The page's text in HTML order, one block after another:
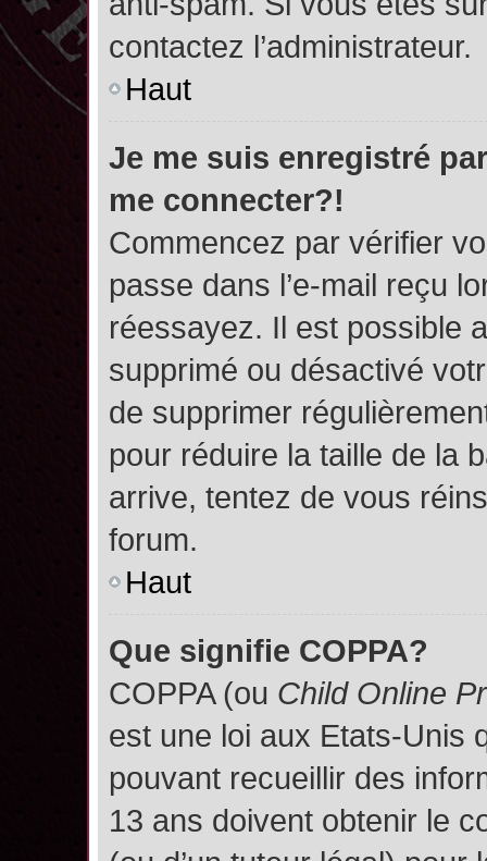
contactez l’administrateur.
Haut
Je me suis enregistré
me connecter?!
Commencez par vérifier
passe dans l’e-mail reçu
réessayez. Il est possible
supprimé ou désactivé
de supprimer
pour réduire la taille de la
arrive, tentez de vous
forum.
Haut
Que signifie COPPA?
COPPA (ou Child Online
est une loi aux Etats-Unis
pouvant recueillir des
13 ans doivent obtenir le